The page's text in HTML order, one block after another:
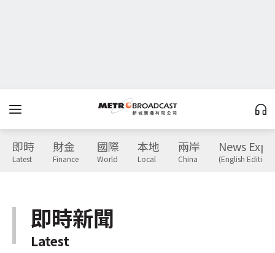
即時
Latest
財金
Finance
國際
World
本地
Local
兩岸
China
News
(English Edition)
即時新聞
Latest